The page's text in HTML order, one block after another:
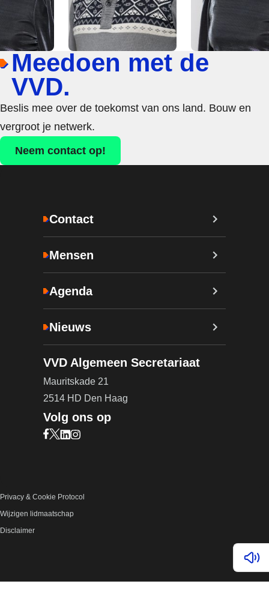
Lees
Meedoen met de
VVD.
Beslis mee over de toekomst van ons land. Bouw en
vergroot je netwerk.
Neem contact op!
Contact
Mensen
Agenda
Nieuws
VVD Algemeen Secretariaat
Mauritskade 21
2514 HD Den Haag
Volg ons op
Bezoek onze Facebook pagina (opent in nieuw
Bezoek onze X pagina (opent in nieuw tabblad)
Bezoek onze LinkedIn pagina (opent in nieuw
Bezoek onze Instagram pagina (opent in
Privacy & Cookie Protocol
Wijzigen lidmaatschap
Disclaimer